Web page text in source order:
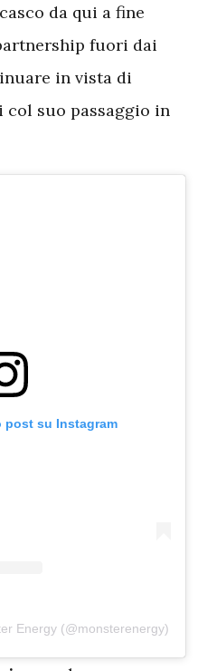
da qui a fine
fuori dai
in vista di
suo passaggio in
post su Instagram
Energy (@monsterenergy)